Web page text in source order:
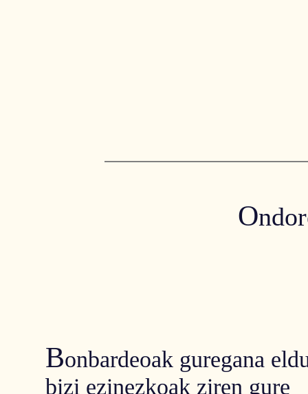
O
Bonbardeoak guregana
bizi ezinezkoak ziren gure